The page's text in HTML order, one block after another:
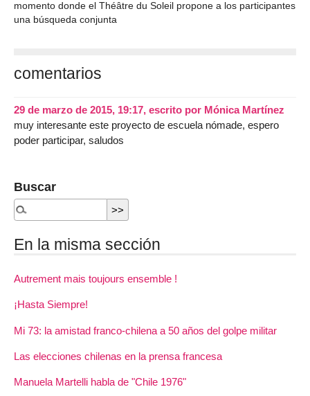
momento donde el Théâtre du Soleil propone a los participantes
una búsqueda conjunta
comentarios
29 de marzo de 2015, 19:17, escrito por Mónica Martínez
muy interesante este proyecto de escuela nómade, espero
poder participar, saludos
Buscar
En la misma sección
Autrement mais toujours ensemble !
¡Hasta Siempre!
Mi 73: la amistad franco-chilena a 50 años del golpe militar
Las elecciones chilenas en la prensa francesa
Manuela Martelli habla de "Chile 1976"